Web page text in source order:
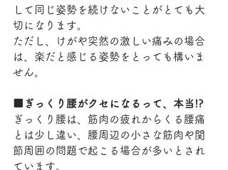
して同じ姿勢を続けないことがとても大
切になります。
ただし、けがや突然の激しい痛みの場合
は、楽だと感じる姿勢をとっても構いま
せん。
■ぎっくり腰がクセになるって、本当!?
ぎっくり腰は、筋肉の疲れからくる腰痛
とは少し違い、腰周辺の小さな筋肉や関
節周囲の問題で起こる場合が多いとされ
ています。